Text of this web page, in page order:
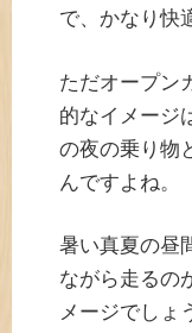
で、かなり快
ただオープン
的なイメージ
の夜の乗り物
んですよね。
暑い真夏の昼
ながら走るの
メージでしょ